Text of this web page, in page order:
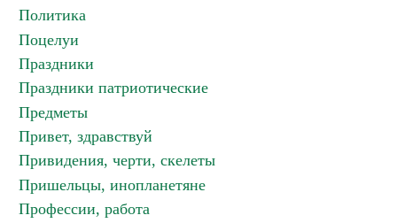
Политика
Поцелуи
Праздники
Праздники патриотические
Предметы
Привет, здравствуй
Привидения, черти, скелеты
Пришельцы, инопланетяне
Профессии, работа